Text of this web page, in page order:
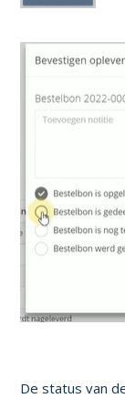
De status van